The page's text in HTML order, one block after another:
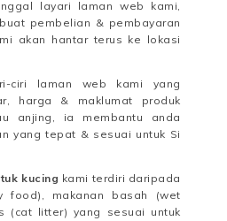
layari laman web kami,
pembelian & pembayaran
akan hantar terus ke lokasi
ciri laman web kami yang
harga & maklumat produk
anjing, ia membantu anda
yang tepat & sesuai untuk Si
kucing kami terdiri daripada
food), makanan basah (wet
(cat litter) yang sesuai untuk